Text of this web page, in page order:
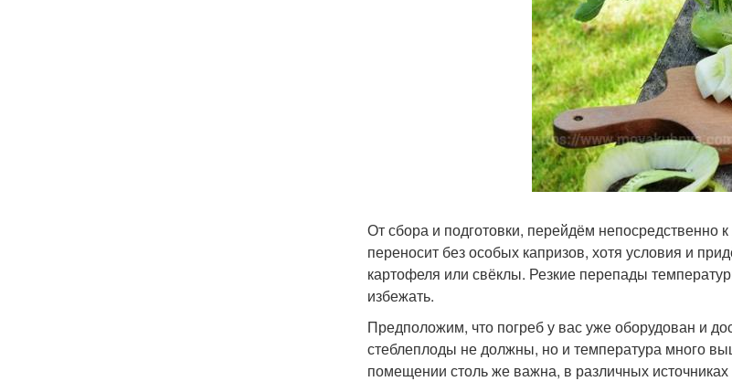
От сбора и подготовки, перейдём
переносит без особых капризов, хотя условия и
картофеля или свёклы. Резкие перепады
избежать.
Предположим, что погреб у вас уже оборудован и
стеблеплоды не должны, но и температура много
помещении столь же важна, в различных